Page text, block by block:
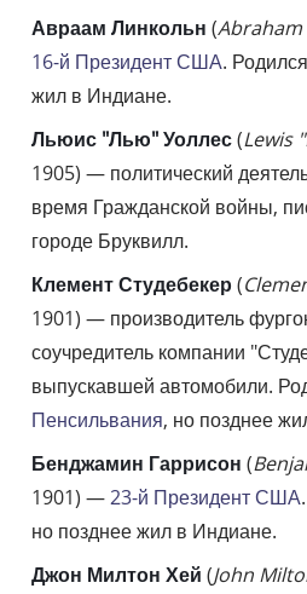
Авраам Линкольн (
16-й Президент США.
жил в Индиане.
Льюис "Лью" Уоллес(Lewis
1905) — политический
время Гражданской войны,
городе Бруквилл.
Клемент Студебекер (
1901) — производитель
соучредитель компании
выпускавшей автомобили.
Пенсильвания, но позднее
Бенджамин Гаррисон (
1901) —23-й Президент США
но позднее жил в Индиане.
Джон Милтон Хей (John